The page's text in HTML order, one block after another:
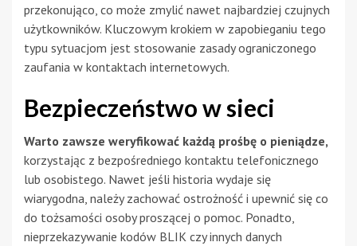
przekonująco, co może zmylić nawet najbardziej czujnych
użytkowników. Kluczowym krokiem w zapobieganiu tego
typu sytuacjom jest stosowanie zasady ograniczonego
zaufania w kontaktach internetowych.
Bezpieczeństwo w sieci
Warto zawsze weryfikować każdą prośbę o pieniądze,
korzystając z bezpośredniego kontaktu telefonicznego
lub osobistego. Nawet jeśli historia wydaje się
wiarygodna, należy zachować ostrożność i upewnić się co
do tożsamości osoby proszącej o pomoc. Ponadto,
nieprzekazywanie kodów BLIK czy innych danych